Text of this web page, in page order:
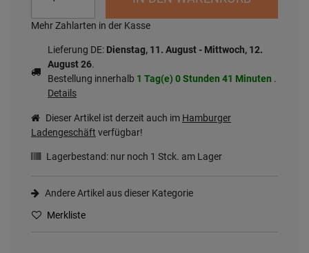
Mehr Zahlarten in der Kasse
Lieferung DE: Dienstag, 11. August - Mittwoch, 12.
August 26.
Bestellung innerhalb 1 Tag(e) 0 Stunden 41 Minuten .
Details
Dieser Artikel ist derzeit auch im Hamburger
Ladengeschäft verfügbar!
Lagerbestand: nur noch 1 Stck. am Lager
Andere Artikel aus dieser Kategorie
Merkliste